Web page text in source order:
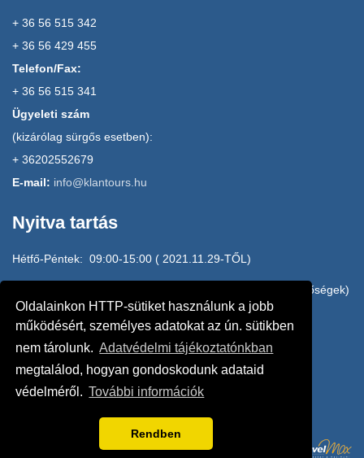
Oldalainkon HTTP-sütiket használunk a jobb
működésért, személyes adatokat az ún. sütikben
nem tárolunk. Adatvédelmi tájékoztatónkban
megtalálod, hogyan gondoskodunk adataid
védelméről. További információk
Rendben
+ 36 56 515 342
+ 36 56 429 455
Telefon/Fax:
+ 36 56 515 341
Ügyeleti szám
(kizárólag sürgős esetben):
+ 36202552679
E-mail: info@klantours.hu
Nyitva tartás
Hétfő-Péntek: 09:00-15:00 ( 2021.11.29-TŐL)
H-P: 15:00-17:00 HOME OFFICE (e-mail, mobilos elérhetőségek)
20/2552679, 20/3145010, 20/4942610
Szombat: ZÁRVA